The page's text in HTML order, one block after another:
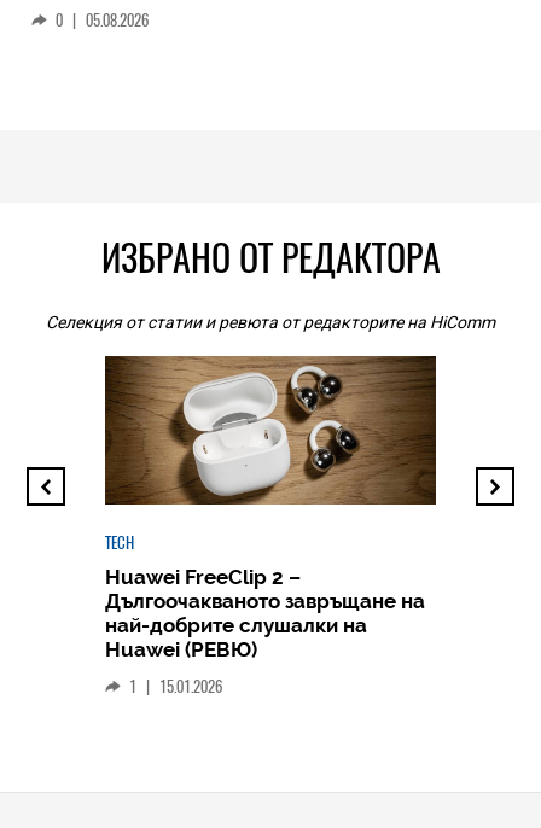
0 | 05.08.2026
ИЗБРАНО ОТ РЕДАКТОРА
Селекция от статии и ревюта от редакторите на HiComm
TECH
Huawei FreeClip 2 –
Дългоочакваното завръщане на
най-добрите слушалки на
Huawei (РЕВЮ)
1 | 15.01.2026